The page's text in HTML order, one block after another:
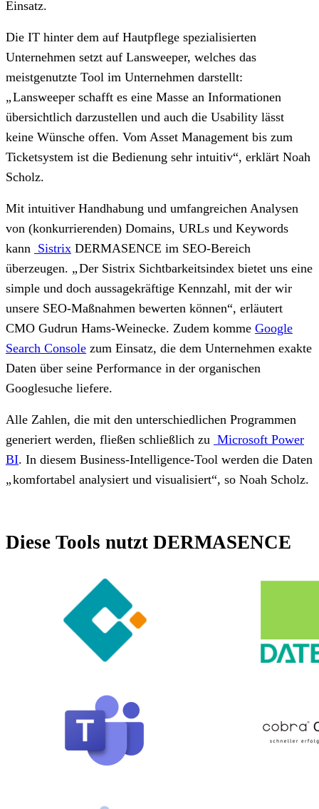
Einsatz.
Die IT hinter dem auf Hautpflege spezialisierten
Unternehmen setzt auf Lansweeper, welches das
meistgenutzte Tool im Unternehmen darstellt:
„Lansweeper schafft es eine Masse an Informationen
übersichtlich darzustellen und auch die Usability lässt
keine Wünsche offen. Vom Asset Management bis zum
Ticketsystem ist die Bedienung sehr intuitiv“, erklärt Noah
Scholz.
Mit intuitiver Handhabung und umfangreichen Analysen
von (konkurrierenden) Domains, URLs und Keywords
kann Sistrix DERMASENCE im SEO-Bereich
überzeugen. „Der Sistrix Sichtbarkeitsindex bietet uns eine
simple und doch aussagekräftige Kennzahl, mit der wir
unsere SEO-Maßnahmen bewerten können“, erläutert
CMO Gudrun Hams-Weinecke. Zudem komme Google
Search Console zum Einsatz, die dem Unternehmen exakte
Daten über seine Performance in der organischen
Googlesuche liefere.
Alle Zahlen, die mit den unterschiedlichen Programmen
generiert werden, fließen schließlich zu Microsoft Power
BI. In diesem Business-Intelligence-Tool werden die Daten
„komfortabel analysiert und visualisiert“, so Noah Scholz.
Diese Tools nutzt DERMASENCE